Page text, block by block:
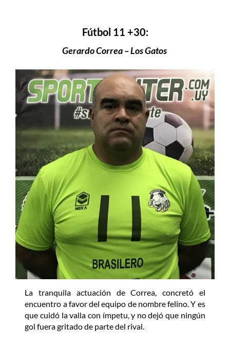
Fútbol 11 +30:
Gerardo Correa – Los Gatos
La tranquila actuación de Correa, concretó el
encuentro a favor del equipo de nombre felino. Y es
que cuidó la valla con ímpetu, y no dejó que ningún
gol fuera gritado de parte del rival.